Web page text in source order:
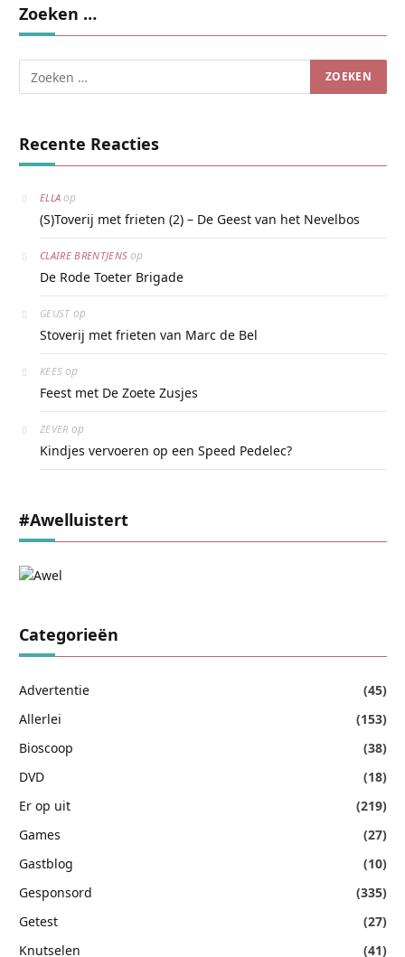
Zoeken …
Recente Reacties
ELLA op
(S)Toverij met frieten (2) – De Geest van het Nevelbos
CLAIRE BRENTJENS op
De Rode Toeter Brigade
GEUST op
Stoverij met frieten van Marc de Bel
KEES op
Feest met De Zoete Zusjes
ZEVER op
Kindjes vervoeren op een Speed Pedelec?
#awelluistert
Categorieën
Advertentie
(45)
Allerlei
(153)
Bioscoop
(38)
DVD
(18)
Er op uit
(219)
Games
(27)
Gastblog
(10)
Gesponsord
(335)
Getest
(27)
Knutselen
(41)